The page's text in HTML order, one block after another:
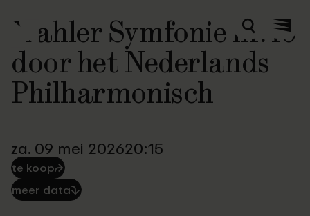
ZoekenMenu
Mahler Symfonie nr. 10
door het Nederlands
Philharmonisch
za. 09 mei 202620:15
te koop⮫
meer data⮯